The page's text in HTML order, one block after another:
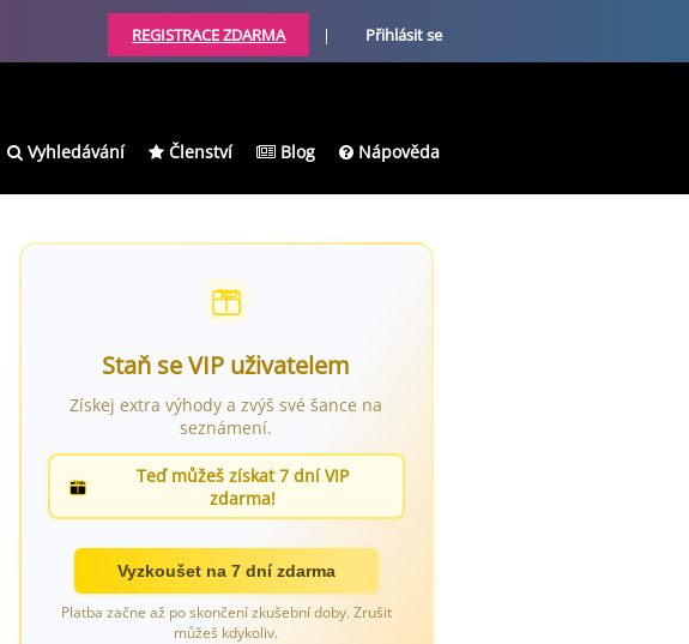
REGISTRACE ZDARMA | Přihlásit se
Vyhledávání Členství Blog Nápověda
Staň se VIP uživatelem
Získej extra výhody a zvýš své šance na
seznámení.
Teď můžeš získat 7 dní VIP
zdarma!
Vyzkoušet na 7 dní zdarma
Platba začne až po skončení zkušební doby. Zrušit
můžeš kdykoliv.